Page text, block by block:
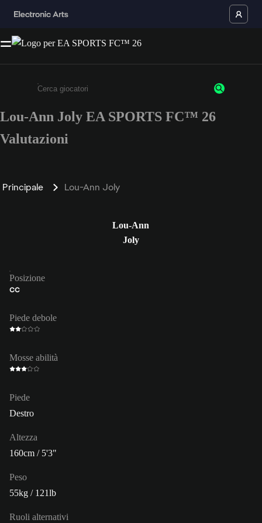
Inserisci un minimo di 3 caratteri o numeri.
Lou-Ann Joly EA SPORTS FC™ 26
Valutazioni
Principale Lou-Ann Joly
Lou-Ann
Joly
Posizione
CC
Piede debole
Mosse abilità
Piede
Destro
Altezza
160cm / 5'3"
Peso
55kg / 121lb
Ruoli alternativi